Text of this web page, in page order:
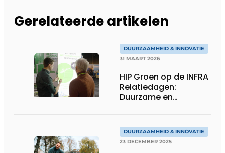
Gerelateerde artikelen
DUURZAAMHEID & INNOVATIE
31 MAART 2026
HIP Groen op de INFRA
Relatiedagen:
Duurzame en
DUURZAAMHEID & INNOVATIE
23 DECEMBER 2025